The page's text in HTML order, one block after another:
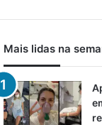
Mais lidas na